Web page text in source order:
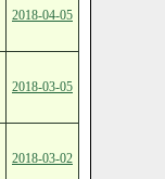
2018-04-05
2018-03-05
2018-03-02